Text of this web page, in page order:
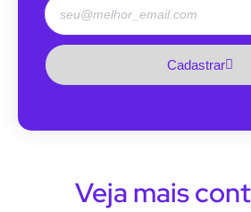
Cadastrar
Veja mais